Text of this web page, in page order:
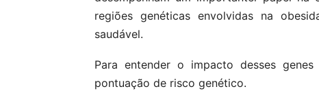
regiões genéticas envolvidas na
saudável.
Para entender o impacto desses
pontuação de risco genético.